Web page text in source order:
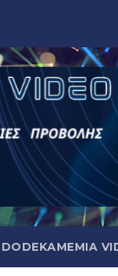
DODEKAMEMIA